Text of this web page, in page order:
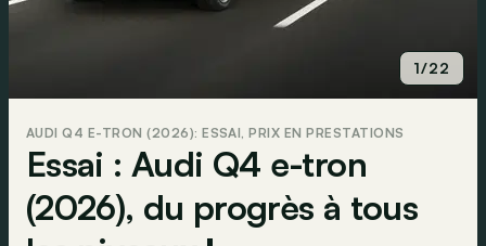
1/22
AUDI Q4 E-TRON (2026): ESSAI, PRIX EN PRESTATIONS
Essai : Audi Q4 e-tron
(2026), du progrès à tous